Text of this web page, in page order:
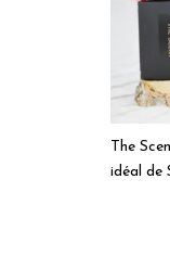
The
idéal de